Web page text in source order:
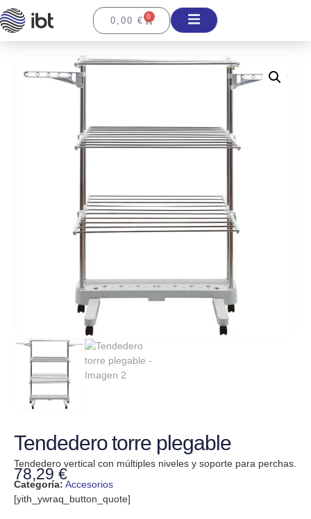
0,00€ 0
Tendedero torre plegable
Tendedero vertical con múltiples niveles y soporte para perchas.
78,29 €
Categoría: Accesorios
[yith_ywraq_button_quote]